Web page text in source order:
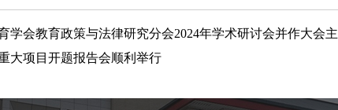
学会教育政策与法律研究分会2024年学术研讨会并作大会主
大项目开题报告会顺利举行